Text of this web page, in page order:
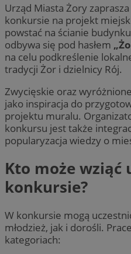
Urząd Miasta Żory
konkursie na projekt
powstać na ścianie budynku
odbywa się pod hasłem
na celu podkreślenie
tradycji Żor i dzielnicy Rój.
Zwycięskie oraz
jako inspiracja do
projektu muralu.
konkursu jest także
popularyzacja wiedzy o
Kto może wziąć
konkursie?
W konkursie mogą
młodzież, jak i dorośli.
kategoriach: